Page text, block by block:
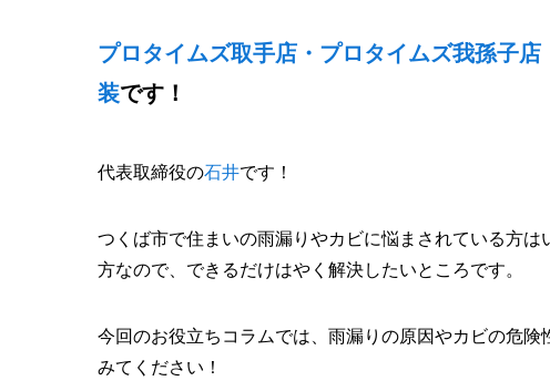
プロタイムズ取手店・プロタイムズ我孫子
装です！
代表取締役の石井です！
つくば市で住まいの雨漏りやカビに悩まされている方
方なので、できるだけはやく解決したいところです。
今回のお役立ちコラムでは、雨漏りの原因やカビの危
みてください！